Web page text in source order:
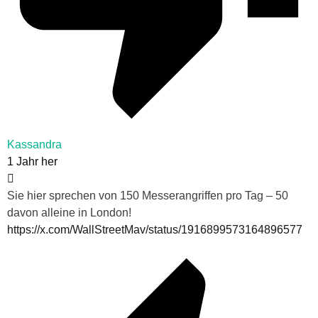
Kassandra
1 Jahr her
Sie hier sprechen von 150 Messerangriffen pro Tag – 50
davon alleine in London!
https://x.com/WallStreetMav/status/1916899573164896577